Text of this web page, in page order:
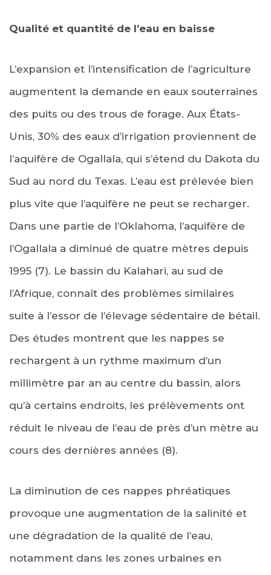
Qualité et quantité de l’eau en baisse
L’expansion et l’intensification de l’agriculture
augmentent la demande en eaux souterraines
des puits ou des trous de forage. Aux États-
Unis, 30% des eaux d’irrigation proviennent de
l’aquifère de Ogallala, qui s’étend du Dakota du
Sud au nord du Texas. L’eau est prélevée bien
plus vite que l’aquifère ne peut se recharger.
Dans une partie de l’Oklahoma, l’aquifère de
l’Ogallala a diminué de quatre mètres depuis
1995 (7). Le bassin du Kalahari, au sud de
l’Afrique, connaît des problèmes similaires
suite à l’essor de l’élevage sédentaire de bétail.
Des études montrent que les nappes se
rechargent à un rythme maximum d’un
millimètre par an au centre du bassin, alors
qu’à certains endroits, les prélèvements ont
réduit le niveau de l’eau de près d’un mètre au
cours des dernières années (8).
La diminution de ces nappes phréatiques
provoque une augmentation de la salinité et
une dégradation de la qualité de l’eau,
notamment dans les zones urbaines en